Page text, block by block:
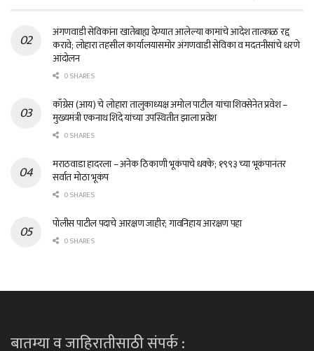
अंगणवाडी सेविकांना खातेबाह्य देण्यात आलेल्या कामांचे आदेश तात्काळ रद्द
करावे; लोहारा तहसील कार्यालयासमोर अंगणवाडी सेविका व मदतनीसांचे धरणे
आंदोलन
0 SHARES
काँग्रेस (आय) चे लोहारा तालुकाध्यक्ष अमोल पाटील यांचा शिवसेनेत प्रवेश –
मुख्यमंत्री एकनाथ शिंदे यांच्या उपस्थितीत झाला प्रवेश
0 SHARES
मराठवाडा हादरला – अनेक ठिकाणी भूकंपाचे धक्के; १९९३ च्या भूकंपानंतर
सर्वात मोठा भूकंप
0 SHARES
पोलीस पाटील पदाचे आरक्षण जाहीर; गावनिहाय आरक्षण पहा
0 SHARES
बातम्या व जाहिरातीसाठी संपर्क :